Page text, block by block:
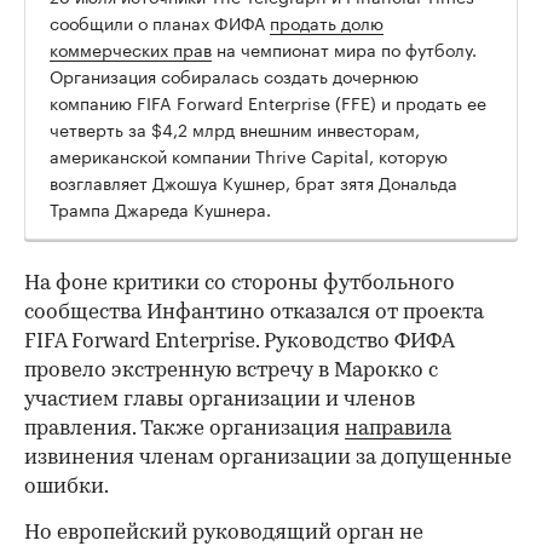
сообщили о планах ФИФА продать долю
коммерческих прав на чемпионат мира по футболу.
Организация собиралась создать дочернюю
компанию FIFA Forward Enterprise (FFE) и продать ее
четверть за $4,2 млрд внешним инвесторам,
американской компании Thrive Capital, которую
возглавляет Джошуа Кушнер, брат зятя Дональда
Трампа Джареда Кушнера.
00:00
На фоне критики со стороны футбольного
сообщества Инфантино отказался от проекта
FIFA Forward Enterprise. Руководство ФИФА
провело экстренную встречу в Марокко с
участием главы организации и членов
правления. Также организация направила
извинения членам организации за допущенные
ошибки.
Но европейский руководящий орган не